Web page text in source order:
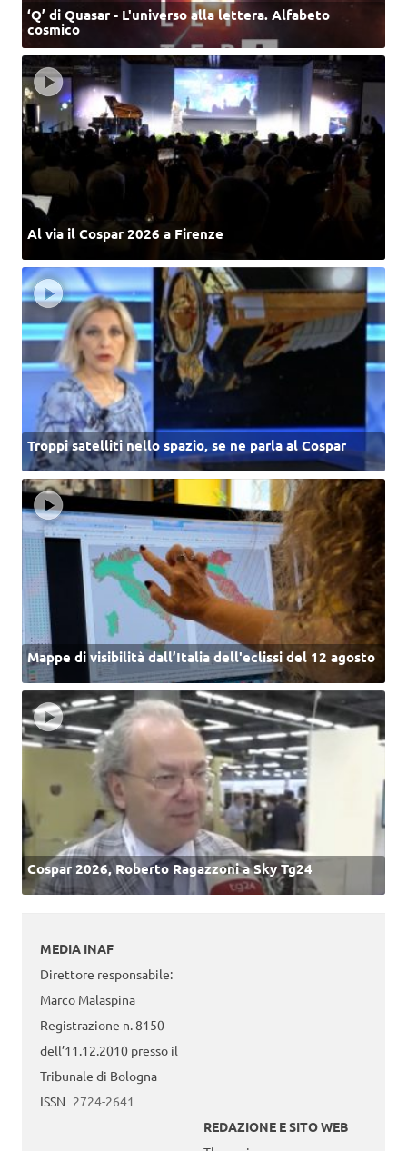
‘Q’ di Quasar - L'universo alla lettera. Alfabeto
cosmico
Al via il Cospar 2026 a Firenze
Troppi satelliti nello spazio, se ne parla al Cospar
Mappe di visibilità dall’Italia dell'eclissi del 12 agosto
Cospar 2026, Roberto Ragazzoni a Sky Tg24
MEDIA INAF
Direttore responsabile:
Marco Malaspina
Registrazione n. 8150
dell’11.12.2010 presso il
Tribunale di Bologna
ISSN 2724-2641
REDAZIONE E SITO WEB